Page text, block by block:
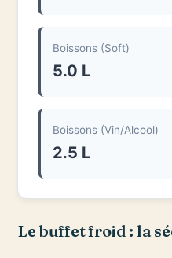
Boissons (Soft)
5.0 L
Boissons (Vin/Alcool)
2.5 L
Le buffet froid : la